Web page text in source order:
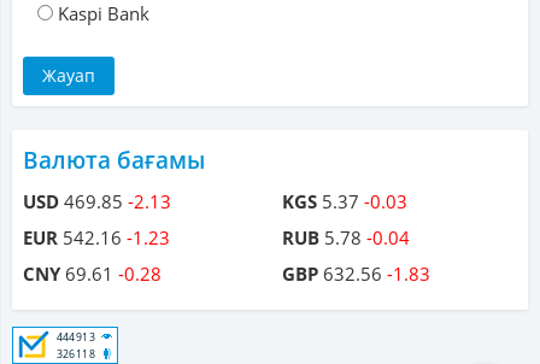
Kaspi Bank
Валюта бағамы
USD 469.85 -2.13
EUR 542.16 -1.23
CNY69.61 -0.28
KGS 5.37 -0.03
RUB 5.78 -0.04
GBP 632.56 -1.83